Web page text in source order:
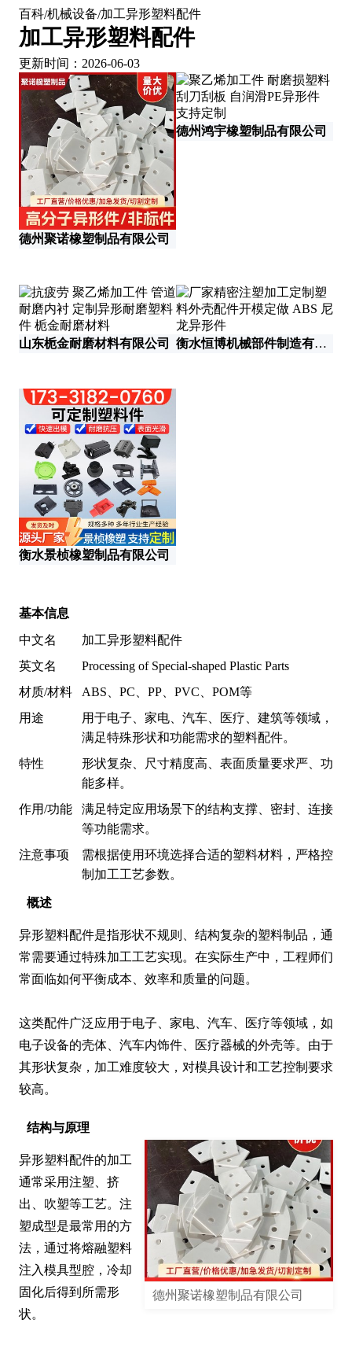
百科/机械设备/加工异形塑料配件
加工异形塑料配件
更新时间：2026-06-03
德州聚诺橡塑制品有限公司
德州鸿宇橡塑制品有限公司
山东栀金耐磨材料有限公司 衡水恒博机械部件制造有限公司
衡水景桢橡塑制品有限公司
概述
异形塑料配件是指形状不规则、结构复杂的塑料制品，通
常需要通过特殊加工工艺实现。在实际生产中，工程师们
常面临如何平衡成本、效率和质量的问题。
这类配件广泛应用于电子、家电、汽车、医疗等领域，如
电子设备的壳体、汽车内饰件、医疗器械的外壳等。由于
其形状复杂，加工难度较大，对模具设计和工艺控制要求
较高。
结构与原理
德州聚诺橡塑制品有限公司
异形塑料配件的加工
通常采用注塑、挤
出、吹塑等工艺。注
塑成型是最常用的方
法，通过将熔融塑料
注入模具型腔，冷却
固化后得到所需形
状。
基本信息
中文名
加工异形塑料配件
英文名
Processing of Special-shaped Plastic Parts
材质/材料
ABS、PC、PP、PVC、POM等
用途
用于电子、家电、汽车、医疗、建筑等领域，
满足特殊形状和功能需求的塑料配件。
特性
形状复杂、尺寸精度高、表面质量要求严、功
能多样。
作用/功能
满足特定应用场景下的结构支撑、密封、连接
等功能需求。
注意事项
需根据使用环境选择合适的塑料材料，严格控
制加工工艺参数。